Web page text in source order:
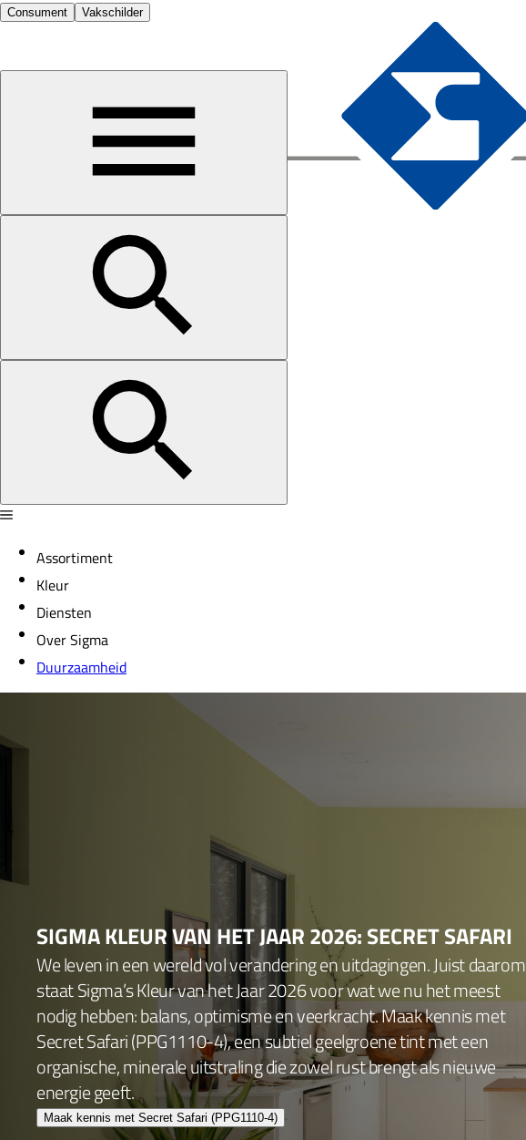
Consument Vakschilder
Assortiment
Kleur
Diensten
Over Sigma
Duurzaamheid
SIGMA KLEUR VAN HET JAAR 2026: SECRET SAFARI
We leven in een wereld vol verandering en uitdagingen. Juist daarom
staat Sigma’s Kleur van het Jaar 2026 voor wat we nu het meest
nodig hebben: balans, optimisme en veerkracht. Maak kennis met
Secret Safari (PPG1110-4), een subtiel geelgroene tint met een
organische, minerale uitstraling die zowel rust brengt als nieuwe
energie geeft.
Maak kennis met Secret Safari (PPG1110-4)